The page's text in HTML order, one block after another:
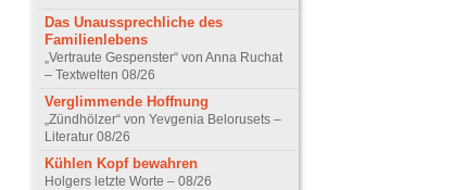
Das Unaussprechliche des
Familienlebens
„Vertraute Gespenster“ von Anna Ruchat
– Textwelten 08/26
Verglimmende Hoffnung
„Zündhölzer“ von Yevgenia Belorusets –
Literatur 08/26
Kühlen Kopf bewahren
Holgers letzte Worte – 08/26